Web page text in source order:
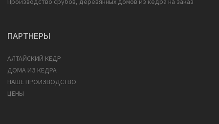
ПАРТНЕРЫ
АЛТАЙСКИЙ КЕДР
ДОМА ИЗ КЕДРА
НАШЕ ПРОИЗВОДСТВО
ЦЕНЫ